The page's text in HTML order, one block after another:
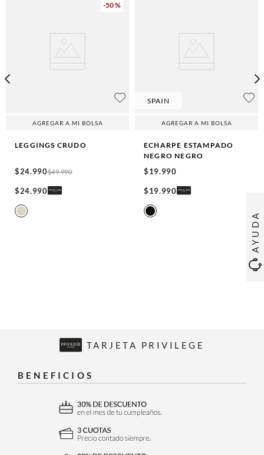
AYUDA
-50 %
AGREGAR A MI BOLSA
LEGGINGS CRUDO
$24.990$49.990
$24.990
SPAIN
AGREGAR A MI BOLSA
ECHARPE ESTAMPADO
NEGRO NEGRO
$19.990
$19.990
TARJETA PRIVILEGE
BENEFICIOS